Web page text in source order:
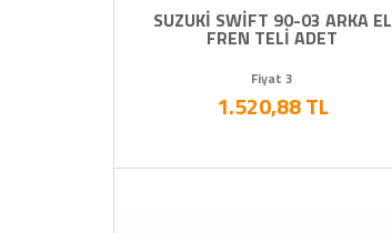
SUZUKİ SWİFT 90-03 ARKA EL
FREN TELİ ADET
Fiyat 3
1.520,88 TL